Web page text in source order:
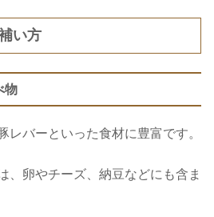
い方
物
レバーといった食材に豊富です。
、卵やチーズ、納豆などにも含ま